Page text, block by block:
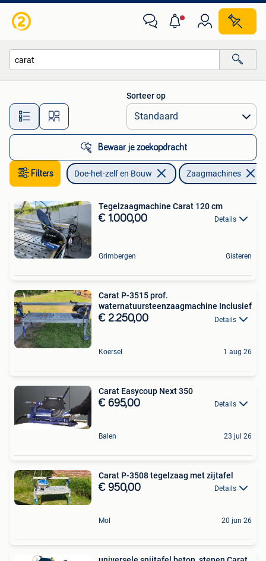
Alle afstanden…
Sorteer op
Bewaar je zoekopdracht
Filters Doe-het-zelf en Bouw Zaagmachines
Tegelzaagmachine Carat 120 cm
€ 1.000,00 Details
Grimbergen Gisteren
Carat P-3515 prof.
waternatuursteenzaagmachine Inclusief
€ 2.250,00 Details
Koersel 1 aug 26
Carat Easycoup Next 350
€ 695,00 Details
Balen 23 jul 26
Carat P-3508 tegelzaag met zijtafel
€ 950,00 Details
Mol 20 jun 26